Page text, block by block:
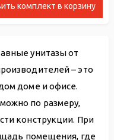
комплект в корзину
унитазы от
– это
доме и офисе.
по размеру,
конструкции. При
помещения, где